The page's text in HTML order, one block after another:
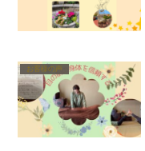
お客様の声